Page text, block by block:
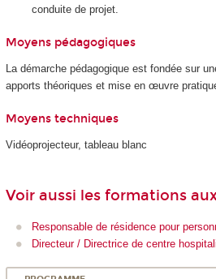
conduite de projet.
Moyens pédagogiques
La démarche pédagogique est fondée sur
apports théoriques et mise en œuvre
Moyens techniques
Vidéoprojecteur, tableau blanc
Voir aussi les formations
Responsable de résidence pour
Directeur / Directrice de centre